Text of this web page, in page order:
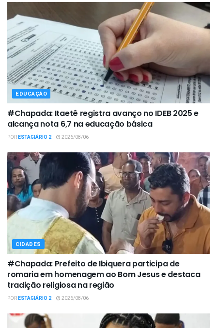
EDUCAÇÃO
#Chapada: Itaetê registra avanço no IDEB 2025 e
alcança nota 6,7 na educação básica
PORESTAGIÁRIO 2 2026/08/06
CIDADES
#Chapada: Prefeito de Ibiquera participa de
romaria em homenagem ao Bom Jesus e destaca
tradição religiosa na região
PORESTAGIÁRIO 2 2026/08/06